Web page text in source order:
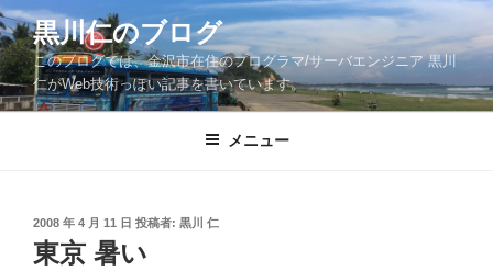
コ
ン
テ
ン
ツ
黒川仁のブログ
このブログでは、金沢市在住のプログラマ/サーバエンジニア 黒川
仁がWeb技術っぽい記事を書いています。
メニュー
投
稿
日:
2008 年 4 月 11 日 投稿者: 黒川 仁
東京 暑い